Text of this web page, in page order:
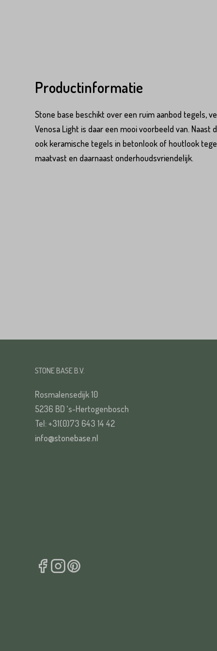
Productinformatie
Stone base beschikt over een ruim aanbod tegels,
Venosa Light is daar een mooi voorbeeld van. Naast
ook keramische tegels in betonlook of houtlook
maatvast en daarnaast onderhoudsvriendelijk.
Emailadres*
Nederland
STONE BASE B.V.
Rosmalensedijk 10
5236 BD ‘s-Hertogenbosch
Tel: +31(0)73 643 14 42
info@stonebase.nl